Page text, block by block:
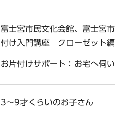
富士宮市民文化会館、富士宮市
付け入門講座 クローゼット編
お片付けサポート：お宅へ伺い
3～9才くらいのお子さん